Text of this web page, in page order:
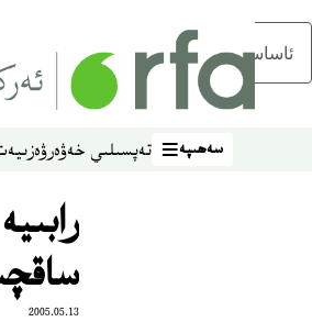
ئاساسلىق مەزمۇنغا ئاتلاڭ
سەھىپە
سەھىپە تەپسىلىي خەۋەر
2005.05.13